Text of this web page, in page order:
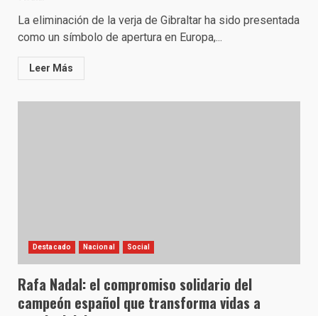
La eliminación de la verja de Gibraltar ha sido presentada
como un símbolo de apertura en Europa,...
Leer Más
Destacado Nacional Social
Rafa Nadal: el compromiso solidario del
campeón español que transforma vidas a